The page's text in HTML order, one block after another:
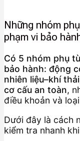
Những nhóm
phạm vi bảo
Có 5 nhóm phụ
bảo hành: động
nhiên liệu–khí
cơ cấu an toàn,
điều khoản và
Dưới đây là cách
kiểm tra nhanh